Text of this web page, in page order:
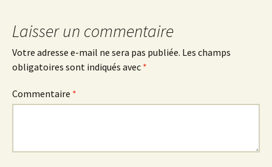
Laisser un commentaire
Votre adresse e-mail ne sera pas publiée. Les champs
obligatoires sont indiqués avec *
Commentaire *